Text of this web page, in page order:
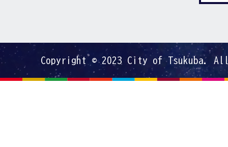
Copyright © 2023 City of Tsukuba.